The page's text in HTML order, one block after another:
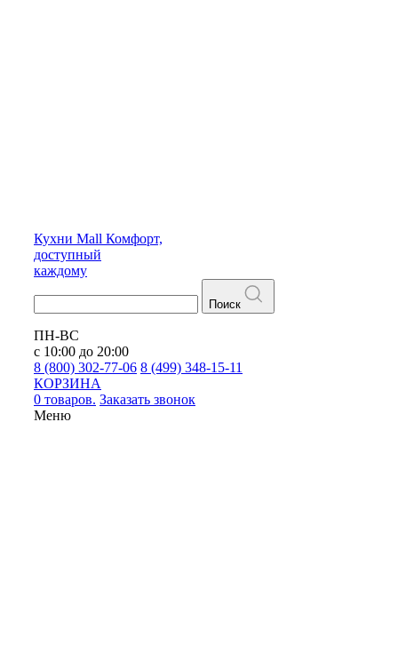
Кухни Mall Комфорт,
доступный
каждому
Поиск
ПН-ВС
с 10:00 до 20:00
8 (800) 302-77-06 8 (499) 348-15-11
КОРЗИНА
0 товаров. Заказать звонок
Меню